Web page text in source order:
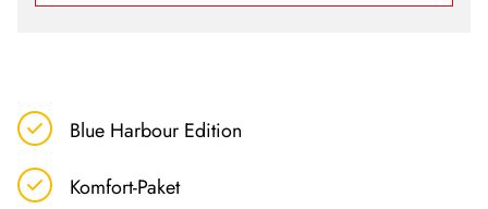
Blue Harbour Edition
Komfort-Paket